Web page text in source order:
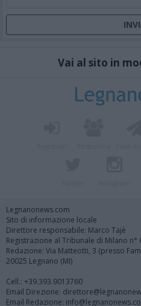
Vai al sito in
Legnanonews.com
Sito di informazione locale
Direttore responsabile: Marco Tajè
Registrazione al Tribunale di Milano n°
Redazione: Via Matteotti, 3 (presso
20025 Legnano (MI)
Cell.: +39.393.9013760
Email Direzione:
Email Redazione: